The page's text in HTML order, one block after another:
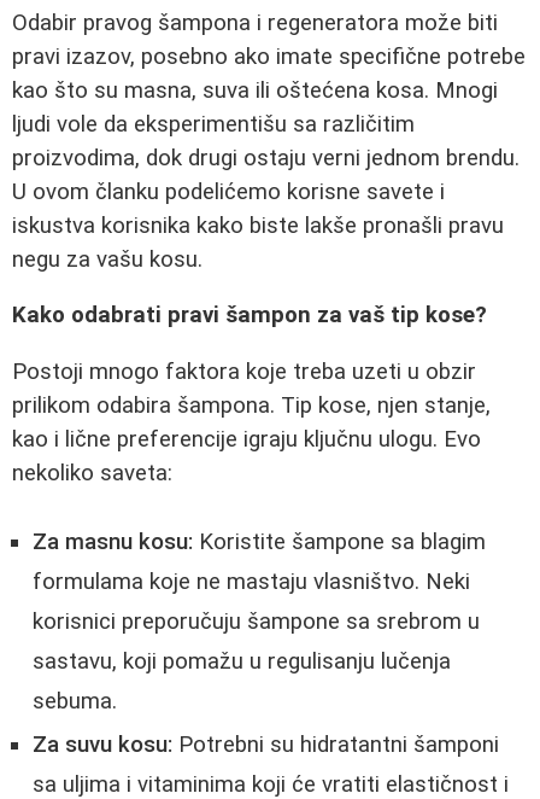
Odabir pravog šampona i regeneratora može biti
pravi izazov, posebno ako imate specifične potrebe
kao što su masna, suva ili oštećena kosa. Mnogi
ljudi vole da eksperimentišu sa različitim
proizvodima, dok drugi ostaju verni jednom brendu.
U ovom članku podelićemo korisne savete i
iskustva korisnika kako biste lakše pronašli pravu
negu za vašu kosu.
Kako odabrati pravi šampon za vaš tip kose?
Postoji mnogo faktora koje treba uzeti u obzir
prilikom odabira šampona. Tip kose, njen stanje,
kao i lične preferencije igraju ključnu ulogu. Evo
nekoliko saveta:
Za masnu kosu: Koristite šampone sa blagim
formulama koje ne mastaju vlasništvo. Neki
korisnici preporučuju šampone sa srebrom u
sastavu, koji pomažu u regulisanju lučenja
sebuma.
Za suvu kosu: Potrebni su hidratantni šamponi
sa uljima i vitaminima koji će vratiti elastičnost i